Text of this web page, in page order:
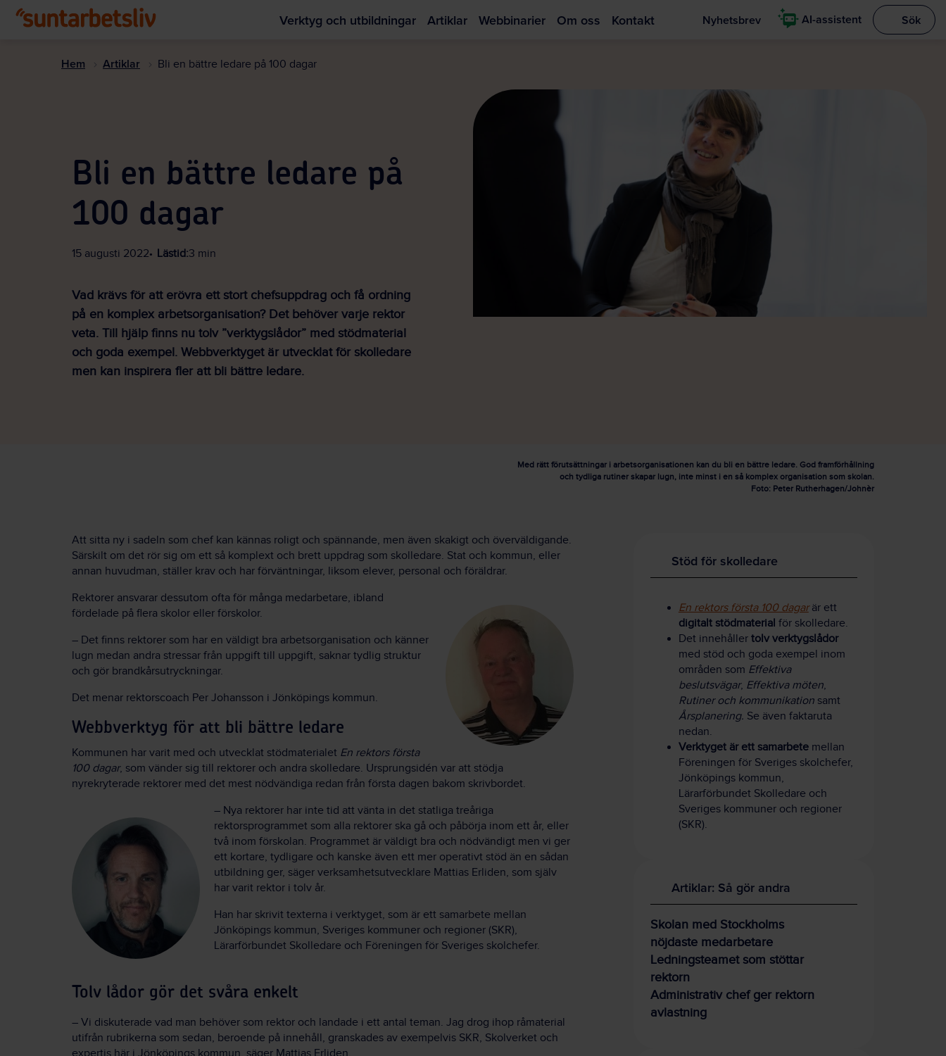
Verktyg och utbildningar Artiklar Webbinarier Om oss Kontakt Nyhetsbrev AI-assistent Visa
Sök
Hem Artiklar Bli en bättre ledare på 100 dagar
Bli en bättre ledare på
100 dagar
15 augusti 2022 Lästid:3 min
Vad krävs för att erövra ett stort chefsuppdrag och få ordning
på en komplex arbetsorganisation? Det behöver varje rektor
veta. Till hjälp finns nu tolv ”verktygslådor” med stödmaterial
och goda exempel. Webbverktyget är utvecklat för skolledare
men kan inspirera fler att bli bättre ledare.
Med rätt förutsättningar i arbetsorganisationen kan du bli en bättre ledare. God framförhållning
och tydliga rutiner skapar lugn, inte minst i en så komplex organisation som skolan.
Foto: Peter Rutherhagen/Johnèr
Att sitta ny i sadeln som chef kan kännas roligt och spännande, men även skakigt och överväldigande.
Särskilt om det rör sig om ett så komplext och brett uppdrag som skolledare. Stat och kommun, eller
annan huvudman, ställer krav och har förväntningar, liksom elever, personal och föräldrar.
Rektorer ansvarar dessutom ofta för många medarbetare, ibland
fördelade på flera skolor eller förskolor.
– Det finns rektorer som har en väldigt bra arbetsorganisation och känner
lugn medan andra stressar från uppgift till uppgift, saknar tydlig struktur
och gör brandkårsutryckningar.
Det menar rektorscoach Per Johansson i Jönköpings kommun.
Webbverktyg för att bli bättre ledare
Kommunen har varit med och utvecklat stödmaterialet En rektors första
100 dagar, som vänder sig till rektorer och andra skolledare. Ursprungsidén var att stödja
nyrekryterade rektorer med det mest nödvändiga redan från första dagen bakom skrivbordet.
– Nya rektorer har inte tid att vänta in det statliga treåriga
rektorsprogrammet som alla rektorer ska gå och påbörja inom ett år, eller
två inom förskolan. Programmet är väldigt bra och nödvändigt men vi ger
ett kortare, tydligare och kanske även ett mer operativt stöd än en sådan
utbildning ger, säger verksamhetsutvecklare Mattias Erliden, som själv
har varit rektor i tolv år.
Han har skrivit texterna i verktyget, som är ett samarbete mellan
Jönköpings kommun, Sveriges kommuner och regioner (SKR),
Lärarförbundet Skolledare och Föreningen för Sveriges skolchefer.
Tolv lådor gör det svåra enkelt
– Vi diskuterade vad man behöver som rektor och landade i ett antal teman. Jag drog ihop råmaterial
utifrån rubrikerna som sedan, beroende på innehåll, granskades av exempelvis SKR, Skolverket och
Stöd för skolledare
En rektors första 100 dagarär ett
digitalt stödmaterial för skolledare.
Det innehåller tolv verktygslådor
med stöd och goda exempel inom
områden som Effektiva
beslutsvägar, Effektiva möten,
Rutiner och kommunikationsamt
Årsplanering. Se även faktaruta
nedan.
Verktyget är ett samarbetemellan
Föreningen för Sveriges skolchefer,
Jönköpings kommun,
Lärarförbundet Skolledare och
Sveriges kommuner och regioner
(SKR).
Artiklar: Så gör andra
Skolan med Stockholms
nöjdaste medarbetare
Ledningsteamet som stöttar
rektorn
Administrativ chef ger rektorn
avlastning